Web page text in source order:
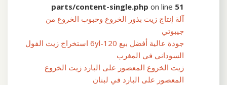
parts/content-single.php on line 51
آلة إنتاج زيت بذور الخروع وحبوب الخروع من
جيبوتي
جودة عالية أفضل بيع 6yl-120 استخراج زيت الفول
السوداني في المغرب
زيت الخروع المعصور على البارد زيت الخروع
المعصور على البارد في لبنان